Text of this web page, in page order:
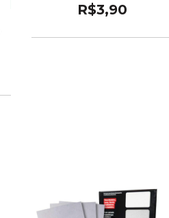
R$3,90